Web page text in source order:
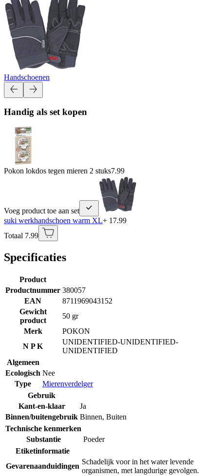
Handschoenen
Handig als set kopen
Pokon lokdos tegen mieren 2 stuks7.99
Voeg product toe aan set
suki werkhandschoen warm XL+ 17.99
Totaal 7.99
Specificaties
Product
Productnummer 380057
EAN
8711969043152
Gewicht
product
50 gr
Merk
POKON
N P K
UNIDENTIFIED-UNIDENTIFIED-
UNIDENTIFIED
Algemeen
Ecologisch Nee
Type
Mierenverdelger
Gebruik
Kant-en-klaar
Ja
Binnen/buitengebruik Binnen, Buiten
Technische kenmerken
Substantie
Poeder
Etiketinformatie
Gevarenaanduidingen
Schadelijk voor in het water levende
organismen, met langdurige gevolgen.